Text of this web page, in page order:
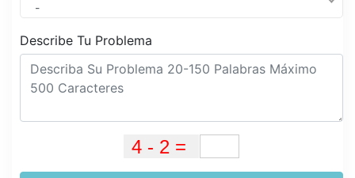
-
Describe Tu Problema